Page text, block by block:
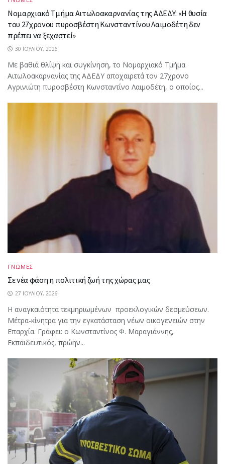
Νομαρχιακό Τμήμα Αιτωλοακαρνανίας της ΑΔΕΔΥ: «Η θυσία
του 27χρονου πυροσβέστη Κωνσταντίνου Λαιμοδέτη δεν
πρέπει να ξεχαστεί»
30 ΙΟΥΛΊΟΥ, 2026
Με βαθιά θλίψη και συγκίνηση, το Νομαρχιακό Τμήμα
Αιτωλοακαρνανίας της ΑΔΕΔΥ αποχαιρετά τον 27χρονο
Αγρινιώτη πυροσβέστη Κωνσταντίνο Λαιμοδέτη, ο οποίος...
ΓΝΩΜΕΣ
Σε νέα φάση η πολιτική ζωή της χώρας μας
27 ΙΟΥΛΊΟΥ, 2026
Η αναγκαιότητα τεκμηριωμένων προεκλογικών δεσμεύσεων.
Μέτρα-κίνητρα για την εγκατάσταση νέων οικογενειών στην
Επαρχία. Γράφει: ο Κωνσταντίνος Φ. Μαραγιάννης,
Εκπαιδευτικός, πρώην...